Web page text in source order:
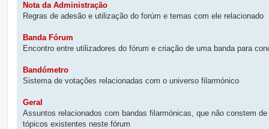
Nota da Administração
Regras de adesão e utilização do forúm e temas com ele relacionado
Banda Fórum
Encontro entre utilizadores do fórum e criação de uma banda para
Bandómetro
Sistema de votações relacionadas com o universo filarmónico
Geral
Assuntos relacionados com bandas filarmónicas, que não constem de
tópicos existentes neste fórum